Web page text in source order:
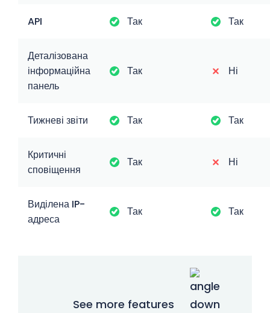
API Так Так
Деталізована
інформаційна
панель
Так Ні
Тижневі звіти Так Так
Критичні
сповіщення
Так Ні
Виділена IP-
адреса
Так Так
See more features